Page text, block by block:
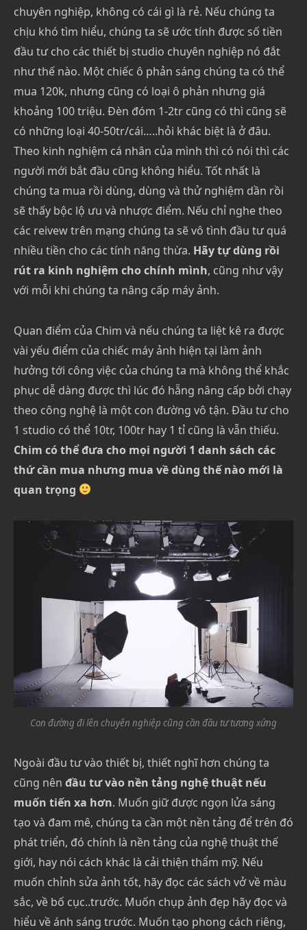
chuyên nghiệp, không có cái gì là rẻ. Nếu chúng ta
chịu khó tìm hiểu, chúng ta sẽ ước tính được số tiền
đầu tư cho các thiết bị studio chuyên nghiệp nó đắt
như thế nào. Một chiếc ô phản sáng chúng ta có thể
mua 120k, nhưng cũng có loại ô phản nhưng giá
khoảng 100 triệu. Đèn đóm 1-2tr cũng có thì cũng sẽ
có những loại 40-50tr/cái…..hỏi khác biệt là ở đâu.
Theo kinh nghiệm cá nhân của mình thì có nói thì các
người mới bắt đầu cũng không hiểu. Tốt nhất là
chúng ta mua rồi dùng, dùng và thử nghiệm dần rồi
sẽ thấy bộc lộ ưu và nhược điểm. Nếu chỉ nghe theo
các reivew trên mạng chúng ta sẽ vô tình đầu tư quá
nhiều tiền cho các tính năng thừa. Hãy tự dùng rồi
rút ra kinh nghiệm cho chính mình, cũng như vậy
với mỗi khi chúng ta nâng cấp máy ảnh.
Quan điểm của Chim và nếu chúng ta liệt kê ra được
vài yếu điểm của chiếc máy ảnh hiện tại làm ảnh
hưởng tới công việc của chúng ta mà không thể khắc
phục dễ dàng được thì lúc đó hẵng nâng cấp bởi chạy
theo công nghệ là một con đường vô tận. Đầu tư cho
1 studio có thể 10tr, 100tr hay 1 tỉ cũng là vẫn thiếu.
Chim có thể đưa cho mọi người 1 danh sách các
thứ cần mua nhưng mua về dùng thế nào mới là
quan trọng
Con đường đi lên chuyên nghiệp cũng cần đầu tư tương xứng
Ngoài đầu tư vào thiết bị, thiết nghĩ hơn chúng ta
cũng nên đầu tư vào nền tảng nghệ thuật nếu
muốn tiến xa hơn. Muốn giữ được ngọn lửa sáng
tạo và đam mê, chúng ta cần một nền tảng để trên đó
phát triển, đó chính là nền tảng của nghệ thuật thế
giới, hay nói cách khác là cải thiện thẩm mỹ. Nếu
muốn chỉnh sửa ảnh tốt, hãy đọc các sách vở về màu
sắc, về bố cục..trước. Muốn chụp ảnh đẹp hãy đọc và
hiểu về ánh sáng trước. Muốn tạo phong cách riêng,